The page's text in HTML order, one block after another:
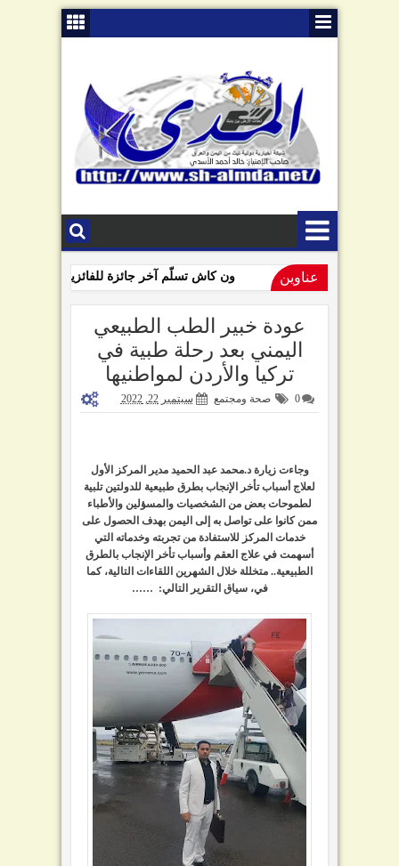
عناوين
ون كاش تسلّم آخر جائزة للفائزين بمسابقة ون
عودة خبير الطب الطبيعي
اليمني بعد رحلة طبية في
تركيا والأردن لمواطنيها
0 صحة ومجتمع سبتمبر 22, 2022
وجاءت زيارة د.محمد عبد الحميد مدير المركز الأول
لعلاج أسباب تأخر الإنجاب بطرق طبيعية للدولتين تلبية
لطموحات بعض من الشخصيات والمسؤلين والأطباء
ممن كانوا على تواصل به إلى اليمن بهدف الحصول على
خدمات المركز للاستفادة من تجربته وخدماته التي
أسهمت في علاج العقم وأسباب تأخر الإنجاب بالطرق
الطبيعية.. متخللة خلال الشهرين اللقاءات التالية، كما
في، سياق التقرير التالي: ……